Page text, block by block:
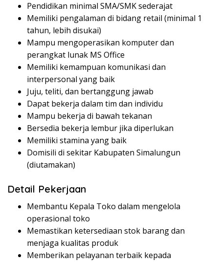
Pendidikan minimal SMA/SMK sederajat
Memiliki pengalaman di bidang retail (minimal 1
tahun, lebih disukai)
Mampu mengoperasikan komputer dan
perangkat lunak MS Office
Memiliki kemampuan komunikasi dan
interpersonal yang baik
Juju, teliti, dan bertanggung jawab
Dapat bekerja dalam tim dan individu
Mampu bekerja di bawah tekanan
Bersedia bekerja lembur jika diperlukan
Memiliki stamina yang baik
Domisili di sekitar Kabupaten Simalungun
(diutamakan)
Detail Pekerjaan
Membantu Kepala Toko dalam mengelola
operasional toko
Memastikan ketersediaan stok barang dan
menjaga kualitas produk
Memberikan pelayanan terbaik kepada